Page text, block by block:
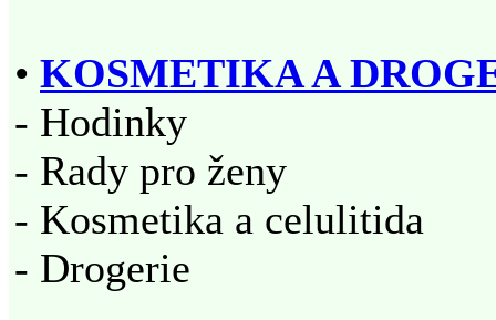
• KOSMETIKA A
- Hodinky
- Rady pro ženy
- Kosmetika a celulitida
- Drogerie